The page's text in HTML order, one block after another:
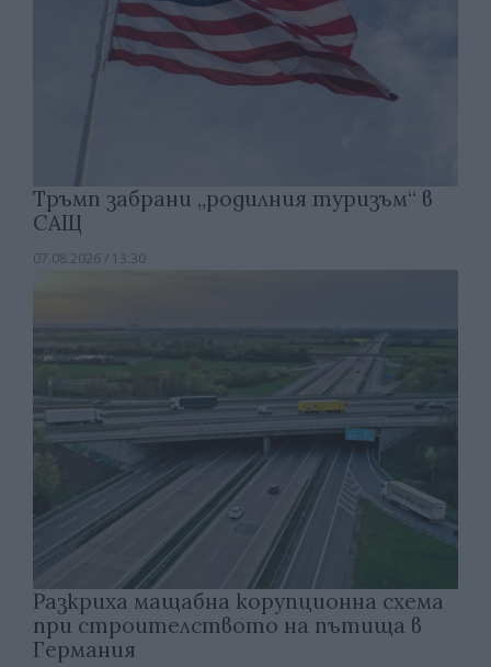
Тръмп забрани „родилния туризъм“ в
САЩ
07.08.2026 / 13:30
Разкриха мащабна корупционна схема
при строителството на пътища в
Германия